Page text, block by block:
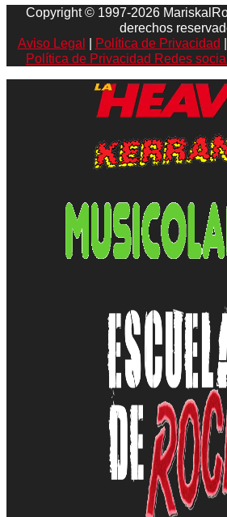
Copyright © 1997-2026
derechos
Aviso Legal
Política de Privacidad
Política de Privacidad Redes